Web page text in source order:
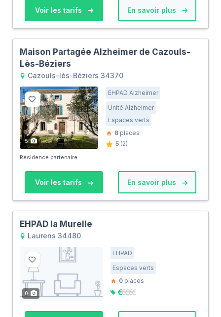
Voir les tarifs En savoir plus
Maison Partagée Alzheimer de Cazouls-
Lès-Béziers
Cazouls-lès-Béziers 34370
5
EHPAD Alzheimer
Unité Alzheimer
Espaces verts
8 places
5 (2)
Résidence partenaire
Voir les tarifs En savoir plus
EHPAD la Murelle
Laurens 34480
0
EHPAD
Espaces verts
0 places